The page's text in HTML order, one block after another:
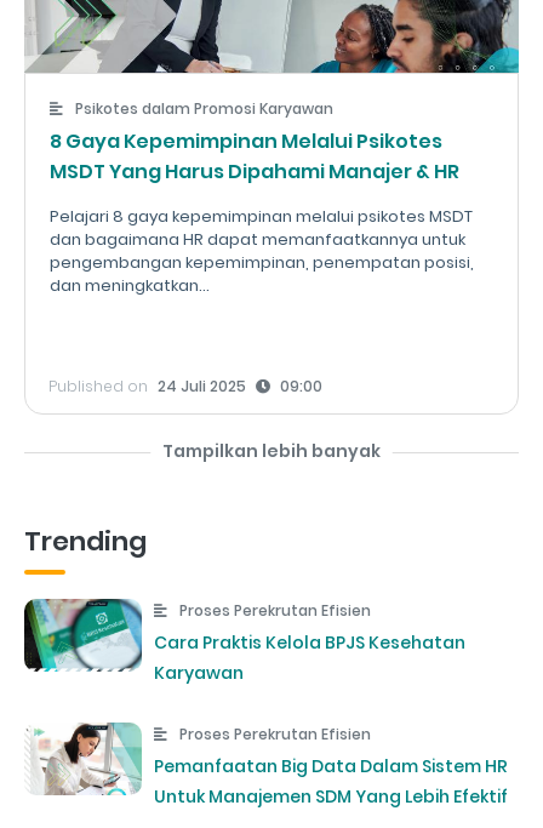
Psikotes dalam Promosi Karyawan
8 Gaya Kepemimpinan Melalui Psikotes
MSDT Yang Harus Dipahami Manajer & HR
Pelajari 8 gaya kepemimpinan melalui psikotes MSDT
dan bagaimana HR dapat memanfaatkannya untuk
pengembangan kepemimpinan, penempatan posisi,
dan meningkatkan...
Published on 24 Juli 2025 09:00
Tampilkan lebih banyak
Trending
Proses Perekrutan Efisien
Cara Praktis Kelola BPJS Kesehatan
Karyawan
Proses Perekrutan Efisien
Pemanfaatan Big Data Dalam Sistem HR
Untuk Manajemen SDM Yang Lebih Efektif